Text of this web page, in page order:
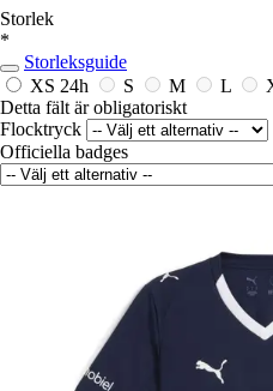
Storlek
*
Storleksguide
XS 24h S M L
Detta fält är obligatoriskt
Flocktryck
Officiella badges